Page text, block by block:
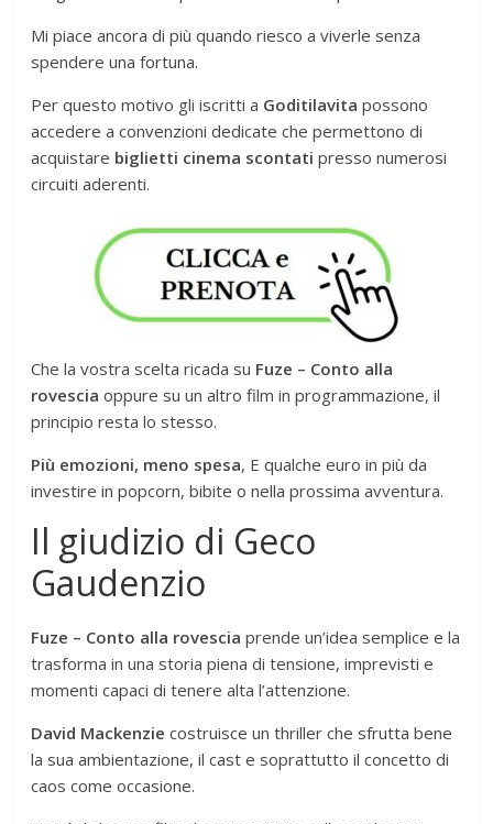
Mi piace ancora di più quando riesco a viverle senza
spendere una fortuna.
Per questo motivo gli iscritti a Goditilavita possono
accedere a convenzioni dedicate che permettono di
acquistare biglietti cinema scontati presso numerosi
circuiti aderenti.
Che la vostra scelta ricada su Fuze – Conto alla
rovescia oppure su un altro film in programmazione, il
principio resta lo stesso.
Più emozioni, meno spesa, E qualche euro in più da
investire in popcorn, bibite o nella prossima avventura.
Il giudizio di Geco
Gaudenzio
Fuze – Conto alla rovescia prende un’idea semplice e la
trasforma in una storia piena di tensione, imprevisti e
momenti capaci di tenere alta l’attenzione.
David Mackenzie costruisce un thriller che sfrutta bene
la sua ambientazione, il cast e soprattutto il concetto di
caos come occasione.